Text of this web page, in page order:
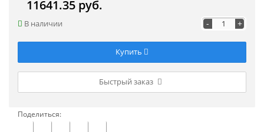
11641.35 руб.
В наличии - +
Купить
Быстрый заказ
Поделиться: